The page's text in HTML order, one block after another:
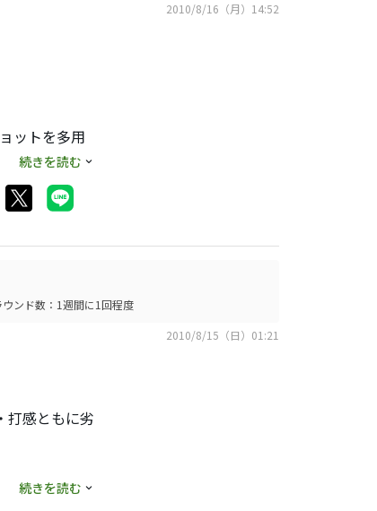
2010/8/16（月）14:52
ットを多用
続きを読む
ンド数：1週間に1回程度
2010/8/15（日）01:21
打感ともに劣
続きを読む